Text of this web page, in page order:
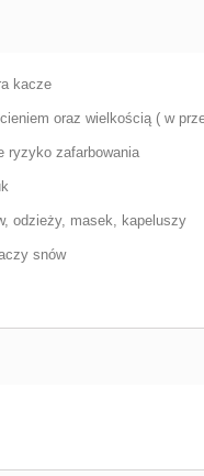
kacze
oraz wielkością ( w
ryzyko zafarbowania
odzieży, masek, kapeluszy
snów